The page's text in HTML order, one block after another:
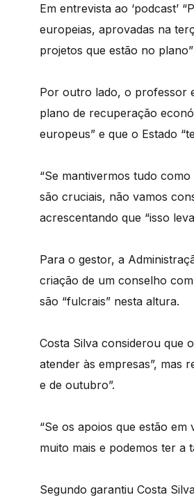
Em entrevista ao ‘podcast’
europeias, aprovadas na
projetos que estão no
Por outro lado, o professor
plano de recuperação
europeus” e que o Estado
“Se mantivermos tudo como
são cruciais, não vamos
acrescentando que “isso
Para o gestor, a
criação de um conselho
são “fulcrais” nesta altura.
Costa Silva considerou que
atender às empresas”, mas
e de outubro”.
“Se os apoios que estão
muito mais e podemos ter a
Segundo garantiu Costa